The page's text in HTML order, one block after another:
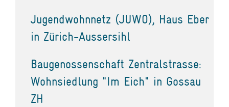
Jugendwohnnetz (JUWO), Haus Eber
in Zürich-Aussersihl
Baugenossenschaft Zentralstrasse:
Wohnsiedlung "Im Eich" in Gossau
ZH